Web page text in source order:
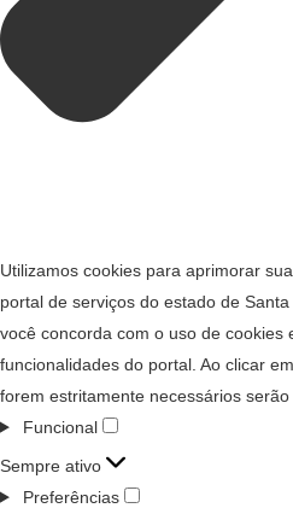
Utilizamos cookies para aprimorar
portal de serviços do estado de Santa
você concorda com o uso de cookies
funcionalidades do portal. Ao clicar
forem estritamente necessários serão
Funcional
Sempre ativo
Preferências